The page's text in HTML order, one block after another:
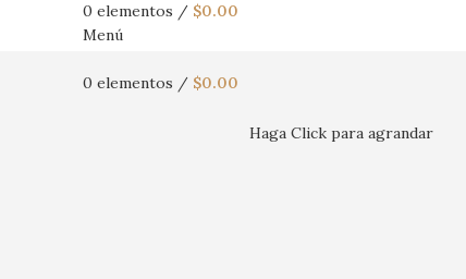
0 elementos / $0.00
Menú
0 elementos / $0.00
Haga Click para agrandar